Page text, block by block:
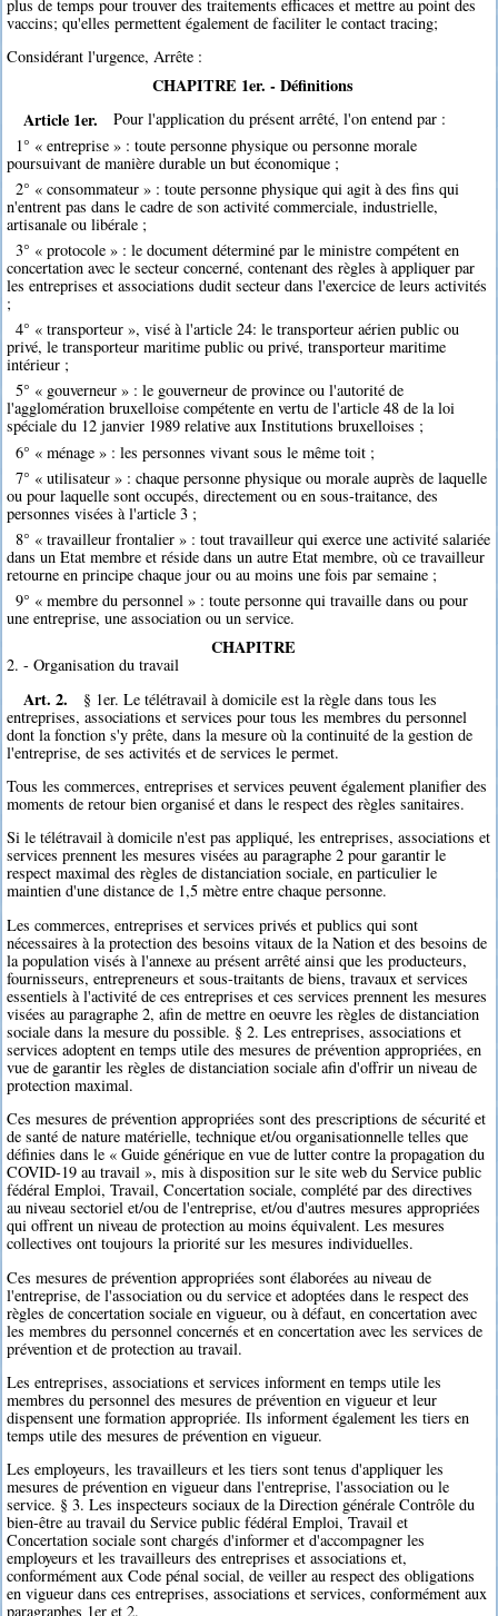
plus de temps pour trouver des traitements efficaces et mettre au point des
vaccins; qu'elles permettent également de faciliter le contact tracing;
Considérant l'urgence, Arrête :
CHAPITRE 1er. - Définitions
Article 1er.
Pour l'application du présent arrêté, l'on entend par :
1° « entreprise » : toute personne physique ou personne morale
poursuivant de manière durable un but économique ;
2° « consommateur » : toute personne physique qui agit à des fins qui
n'entrent pas dans le cadre de son activité commerciale, industrielle,
artisanale ou libérale ;
3° « protocole » : le document déterminé par le ministre compétent en
concertation avec le secteur concerné, contenant des règles à appliquer par
les entreprises et associations dudit secteur dans l'exercice de leurs activités
;
4° « transporteur », visé à l'article 24: le transporteur aérien public ou
privé, le transporteur maritime public ou privé, transporteur maritime
intérieur ;
5° « gouverneur » : le gouverneur de province ou l'autorité de
l'agglomération bruxelloise compétente en vertu de l'article 48 de la loi
spéciale du 12 janvier 1989 relative aux Institutions bruxelloises ;
6° « ménage » : les personnes vivant sous le même toit ;
7° « utilisateur » : chaque personne physique ou morale auprès de laquelle
ou pour laquelle sont occupés, directement ou en sous-traitance, des
personnes visées à l'article 3 ;
8° « travailleur frontalier » : tout travailleur qui exerce une activité salariée
dans un Etat membre et réside dans un autre Etat membre, où ce travailleur
retourne en principe chaque jour ou au moins une fois par semaine ;
9° « membre du personnel » : toute personne qui travaille dans ou pour
une entreprise, une association ou un service.
CHAPITRE
2. - Organisation du travail
Art. 2.
§ 1er. Le télétravail à domicile est la règle dans tous les
entreprises, associations et services pour tous les membres du personnel
dont la fonction s'y prête, dans la mesure où la continuité de la gestion de
l'entreprise, de ses activités et de services le permet.
Tous les commerces, entreprises et services peuvent également planifier des
moments de retour bien organisé et dans le respect des règles sanitaires.
Si le télétravail à domicile n'est pas appliqué, les entreprises, associations et
services prennent les mesures visées au paragraphe 2 pour garantir le
respect maximal des règles de distanciation sociale, en particulier le
maintien d'une distance de 1,5 mètre entre chaque personne.
Les commerces, entreprises et services privés et publics qui sont
nécessaires à la protection des besoins vitaux de la Nation et des besoins de
la population visés à l'annexe au présent arrêté ainsi que les producteurs,
fournisseurs, entrepreneurs et sous-traitants de biens, travaux et services
essentiels à l'activité de ces entreprises et ces services prennent les mesures
visées au paragraphe 2, afin de mettre en oeuvre les règles de distanciation
sociale dans la mesure du possible. § 2. Les entreprises, associations et
services adoptent en temps utile des mesures de prévention appropriées, en
vue de garantir les règles de distanciation sociale afin d'offrir un niveau de
protection maximal.
Ces mesures de prévention appropriées sont des prescriptions de sécurité et
de santé de nature matérielle, technique et/ou organisationnelle telles que
définies dans le « Guide générique en vue de lutter contre la propagation du
COVID-19 au travail », mis à disposition sur le site web du Service public
fédéral Emploi, Travail, Concertation sociale, complété par des directives
au niveau sectoriel et/ou de l'entreprise, et/ou d'autres mesures appropriées
qui offrent un niveau de protection au moins équivalent. Les mesures
collectives ont toujours la priorité sur les mesures individuelles.
Ces mesures de prévention appropriées sont élaborées au niveau de
l'entreprise, de l'association ou du service et adoptées dans le respect des
règles de concertation sociale en vigueur, ou à défaut, en concertation avec
les membres du personnel concernés et en concertation avec les services de
prévention et de protection au travail.
Les entreprises, associations et services informent en temps utile les
membres du personnel des mesures de prévention en vigueur et leur
dispensent une formation appropriée. Ils informent également les tiers en
temps utile des mesures de prévention en vigueur.
Les employeurs, les travailleurs et les tiers sont tenus d'appliquer les
mesures de prévention en vigueur dans l'entreprise, l'association ou le
service. § 3. Les inspecteurs sociaux de la Direction générale Contrôle du
bien-être au travail du Service public fédéral Emploi, Travail et
Concertation sociale sont chargés d'informer et d'accompagner les
employeurs et les travailleurs des entreprises et associations et,
conformément aux Code pénal social, de veiller au respect des obligations
en vigueur dans ces entreprises, associations et services, conformément aux
paragraphes 1er et 2.